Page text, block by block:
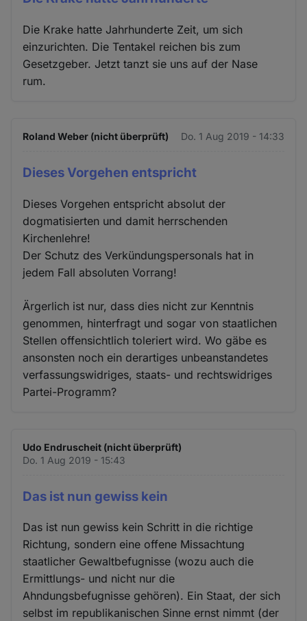
Die Krake hatte Jahrhunderte Zeit, um sich
einzurichten. Die Tentakel reichen bis zum
Gesetzgeber. Jetzt tanzt sie uns auf der Nase
rum.
Roland Weber (nicht überprüft) Do. 1 Aug 2019 - 14:33
Dieses Vorgehen entspricht
Dieses Vorgehen entspricht absolut der
dogmatisierten und damit herrschenden
Kirchenlehre!
Der Schutz des Verkündungspersonals hat in
jedem Fall absoluten Vorrang!
Ärgerlich ist nur, dass dies nicht zur Kenntnis
genommen, hinterfragt und sogar von staatlichen
Stellen offensichtlich toleriert wird. Wo gäbe es
ansonsten noch ein derartiges unbeanstandetes
verfassungswidriges, staats- und rechtswidriges
Partei-Programm?
Udo Endruscheit (nicht überprüft)
Do. 1 Aug 2019 - 15:43
Das ist nun gewiss kein
Das ist nun gewiss kein Schritt in die richtige
Richtung, sondern eine offene Missachtung
staatlicher Gewaltbefugnisse (wozu auch die
Ermittlungs- und nicht nur die
Ahndungsbefugnisse gehören). Ein Staat, der sich
selbst im republikanischen Sinne ernst nimmt (der